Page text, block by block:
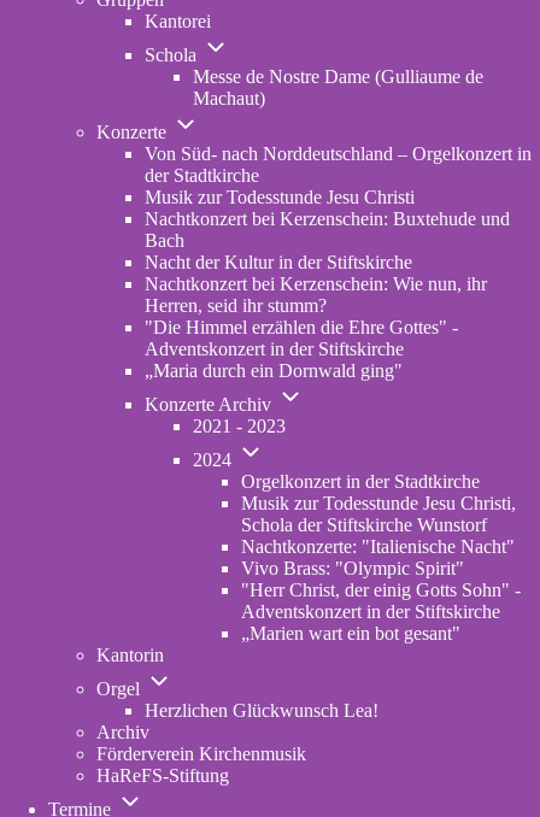
Gruppen
Kantorei
Schola
Unternavigation
Schola
Messe de Nostre Dame (Gulliaume de
Machaut)
Konzerte
Unternavigation
Konzerte
Von Süd- nach Norddeutschland – Orgelkonzert in
der Stadtkirche
Musik zur Todesstunde Jesu Christi
Nachtkonzert bei Kerzenschein: Buxtehude und
Bach
Nacht der Kultur in der Stiftskirche
Nachtkonzert bei Kerzenschein: Wie nun, ihr
Herren, seid ihr stumm?
"Die Himmel erzählen die Ehre Gottes" -
Adventskonzert in der Stiftskirche
„Maria durch ein Dornwald ging"
Konzerte Archiv
Unternavigation
Konzerte
2021 - 2023
2024
Unternavigation
2024
Orgelkonzert in der Stadtkirche
Musik zur Todesstunde Jesu Christi,
Schola der Stiftskirche Wunstorf
Nachtkonzerte: "Italienische Nacht"
Vivo Brass: "Olympic Spirit"
"Herr Christ, der einig Gotts Sohn" -
Adventskonzert in der Stiftskirche
„Marien wart ein bot gesant"
Kantorin
Orgel
Unternavigation
Orgel
Herzlichen Glückwunsch Lea!
Archiv
Förderverein Kirchenmusik
HaReFS-Stiftung
Termine
Unternavigation